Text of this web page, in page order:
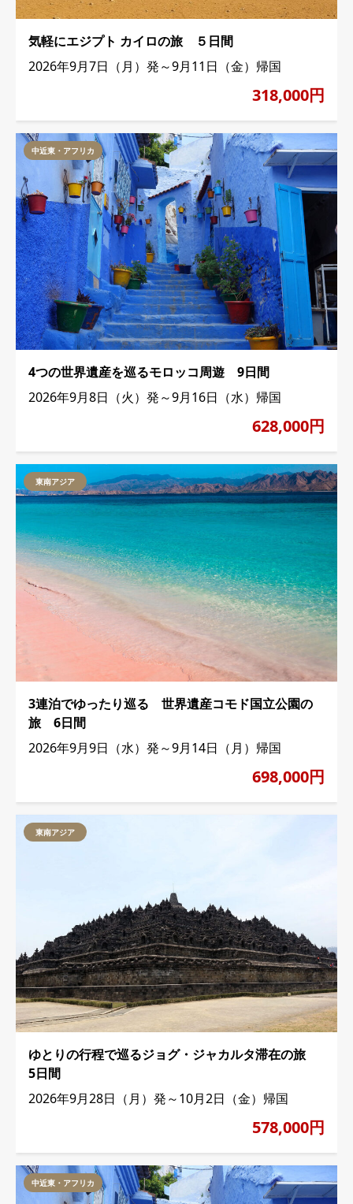
気軽にエジプト カイロの旅 ５日間
2026年9月7日（月）発～9月11日（金）帰国
318,000円
中近東・アフリカ
4つの世界遺産を巡るモロッコ周遊 9日間
2026年9月8日（火）発～9月16日（水）帰国
628,000円
東南アジア
3連泊でゆったり巡る 世界遺産コモド国立公園の
旅 6日間
2026年9月9日（水）発～9月14日（月）帰国
698,000円
東南アジア
ゆとりの行程で巡るジョグ・ジャカルタ滞在の旅
5日間
2026年9月28日（月）発～10月2日（金）帰国
578,000円
中近東・アフリカ